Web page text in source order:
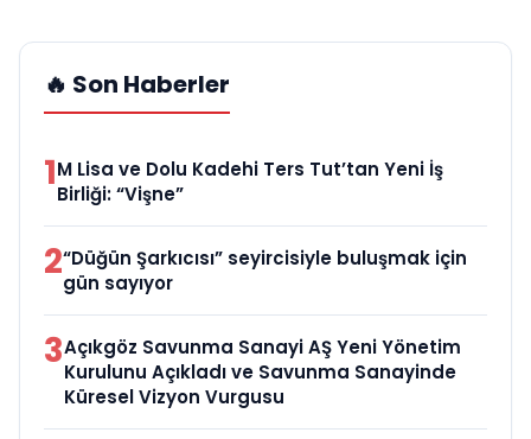
🔥 Son Haberler
1M Lisa ve Dolu Kadehi Ters Tut’tan Yeni İş
Birliği: “Vişne”
2“Düğün Şarkıcısı” seyircisiyle buluşmak için
gün sayıyor
3Açıkgöz Savunma Sanayi AŞ Yeni Yönetim
Kurulunu Açıkladı ve Savunma Sanayinde
Küresel Vizyon Vurgusu